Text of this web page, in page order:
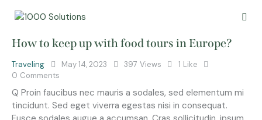
How to keep up with food tours in Europe?
Traveling May 14, 2023 397 Views 1 Like
0 Comments
Q Proin faucibus nec mauris a sodales, sed elementum mi
tincidunt. Sed eget viverra egestas nisi in consequat.